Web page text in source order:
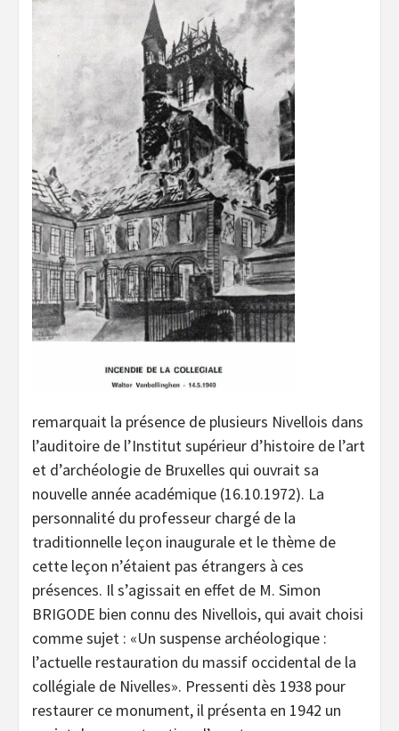
remarquait la présence de plusieurs Nivellois dans
l’auditoire de l’Institut supérieur d’histoire de l’art
et d’archéologie de Bruxelles qui ouvrait sa
nouvelle année académique (16.10.1972). La
personnalité du professeur chargé de la
traditionnelle leçon inaugurale et le thème de
cette leçon n’étaient pas étrangers à ces
présences. Il s’agissait en effet de M. Simon
BRIGODE bien connu des Nivellois, qui avait choisi
comme sujet : «Un suspense archéologique :
l’actuelle restauration du massif occidental de la
collégiale de Nivelles». Pressenti dès 1938 pour
restaurer ce monument, il présenta en 1942 un